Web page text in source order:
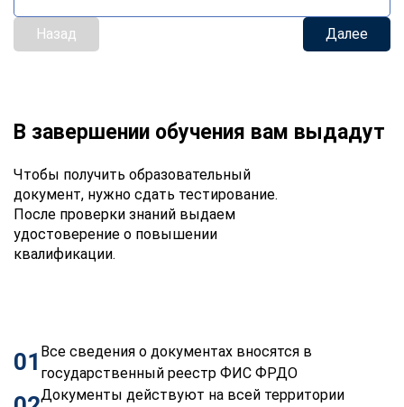
Назад Далее
В завершении обучения вам выдадут
Чтобы получить образовательный
документ, нужно сдать тестирование.
После проверки знаний выдаем
удостоверение о повышении
квалификации.
01 Все сведения о документах вносятся в
государственный реестр ФИС ФРДО
Документы действуют на всей территории